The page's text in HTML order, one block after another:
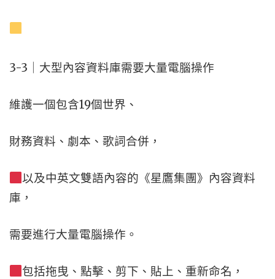
3-3｜大型內容資料庫需要大量電腦操作
維護一個包含19個世界、
財務資料、劇本、歌詞合併，
以及中英文雙語內容的《星鷹集團》內容資料
庫，
需要進行大量電腦操作。
包括拖曳、點擊、剪下、貼上、重新命名，